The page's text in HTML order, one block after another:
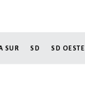
SUR SD SD OESTE